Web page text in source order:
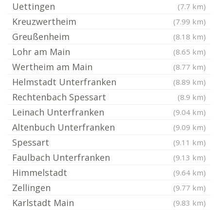
Uettingen (7.7 km)
Kreuzwertheim (7.99 km)
Greußenheim (8.18 km)
Lohr am Main (8.65 km)
Wertheim am Main (8.77 km)
Helmstadt Unterfranken (8.89 km)
Rechtenbach Spessart (8.9 km)
Leinach Unterfranken (9.04 km)
Altenbuch Unterfranken (9.09 km)
Spessart (9.11 km)
Faulbach Unterfranken (9.13 km)
Himmelstadt (9.64 km)
Zellingen (9.77 km)
Karlstadt Main (9.83 km)